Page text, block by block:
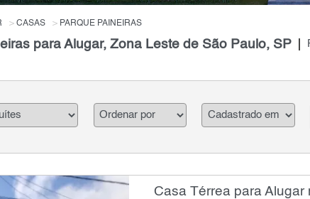
CASAS PARQUE PAINEIRAS
para Alugar, Zona Leste de São Paulo, SP
Casa Térrea para Alugar